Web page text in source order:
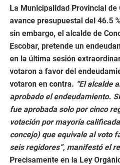
La Municipalidad Provincial de
avance presupuestal del 46.5
sin embargo, el alcalde de
Escobar, pretende un
en la última sesión
votaron a favor del
votaron en contra. “El alcalde
aprobado el endeudamiento.
fue aprobada solo por cinco
votación por mayoría
concejo) que equivale al voto
seis regidores”, manifestó el
Precisamente en la Ley